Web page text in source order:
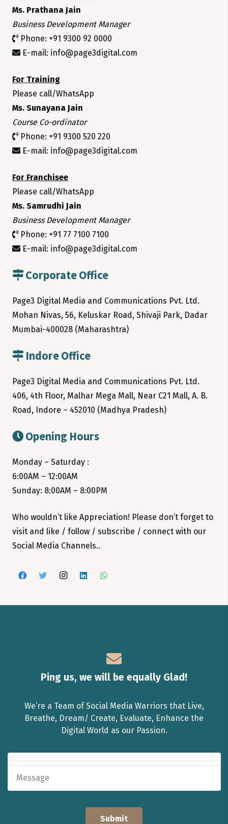
Ms. Prathana Jain
Business Development Manager
Phone: +91 9300 92 0000
E-mail: info@page3digital.com
For Training
Please call/WhatsApp
Ms. Sunayana Jain
Course Co-ordinator
Phone: +91 9300 520 220
E-mail: info@page3digital.com
For Franchisee
Please call/WhatsApp
Ms. Samrudhi Jain
Business Development Manager
Phone: +91 77 7100 7100
E-mail: info@page3digital.com
Corporate Office
Page3 Digital Media and Communications Pvt. Ltd.
Mohan Nivas, 56, Keluskar Road, Shivaji Park, Dadar
Mumbai-400028 (Maharashtra)
Indore Office
Page3 Digital Media and Communications Pvt. Ltd.
406, 4th Floor, Malhar Mega Mall, Near C21 Mall, A. B.
Road, Indore – 452010 (Madhya Pradesh)
Opening Hours
Monday – Saturday :
6:00AM – 12:00AM
Sunday: 8:00AM – 8:00PM
Who wouldn’t like Appreciation! Please don’t forget to
visit and like / follow / subscribe / connect with our
Social Media Channels..
Ping us, we will be equally Glad!
We’re a Team of Social Media Warriors that Live,
Breathe, Dream/ Create, Evaluate, Enhance the
Digital World as our Passion.